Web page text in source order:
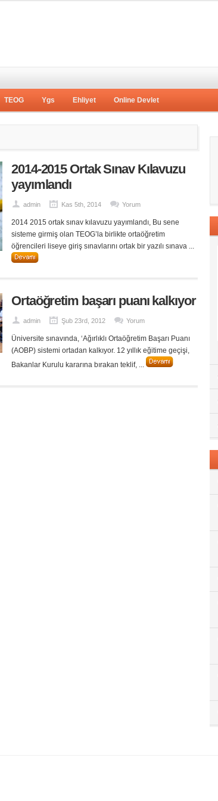
TEOG Ygs Ehliyet Online Devlet
2014-2015 Ortak Sınav Kılavuzu
yayımlandı
admin Kas 5th, 2014 Yorum
2014 2015 ortak sınav kılavuzu yayımlandı, Bu sene
sisteme girmiş olan TEOG’la birlikte ortaöğretim
öğrencileri liseye giriş sınavlarını ortak bir yazılı sınava ...
Ortaöğretim başarı puanı kalkıyor
admin Şub 23rd, 2012 Yorum
Üniversite sınavında, ‘Ağırlıklı Ortaöğretim Başarı Puanı
(AOBP) sistemi ortadan kalkıyor. 12 yıllık eğitime geçişi,
Bakanlar Kurulu kararına bırakan teklif, ...